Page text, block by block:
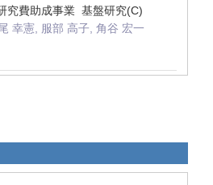
究費助成事業 基盤研究(C)
幸憲, 服部 高子, 角谷 宏一